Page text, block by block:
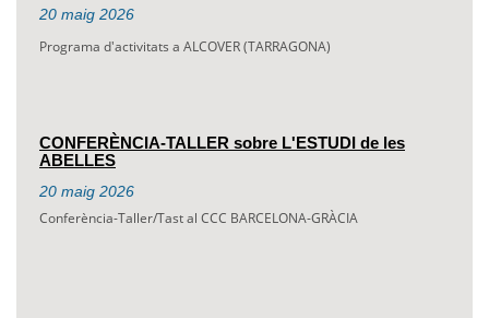
20 maig 2026
Programa d'activitats a ALCOVER (TARRAGONA)
CONFERÈNCIA-TALLER sobre L'ESTUDI de les
ABELLES
20 maig 2026
Conferència-Taller/Tast al CCC BARCELONA-GRÀCIA